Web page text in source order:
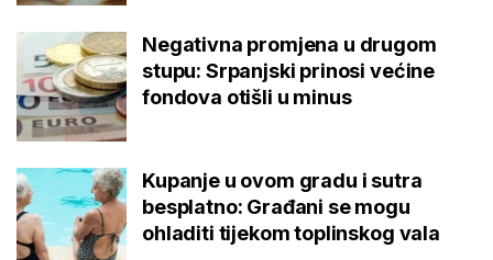
Negativna promjena u drugom
stupu: Srpanjski prinosi većine
fondova otišli u minus
Kupanje u ovom gradu i sutra
besplatno: Građani se mogu
ohladiti tijekom toplinskog vala